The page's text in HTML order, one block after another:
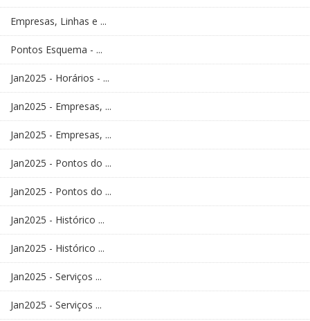
Empresas, Linhas e ...
Pontos Esquema - ...
Jan2025 - Horários - ...
Jan2025 - Empresas, ...
Jan2025 - Empresas, ...
Jan2025 - Pontos do ...
Jan2025 - Pontos do ...
Jan2025 - Histórico ...
Jan2025 - Histórico ...
Jan2025 - Serviços ...
Jan2025 - Serviços ...